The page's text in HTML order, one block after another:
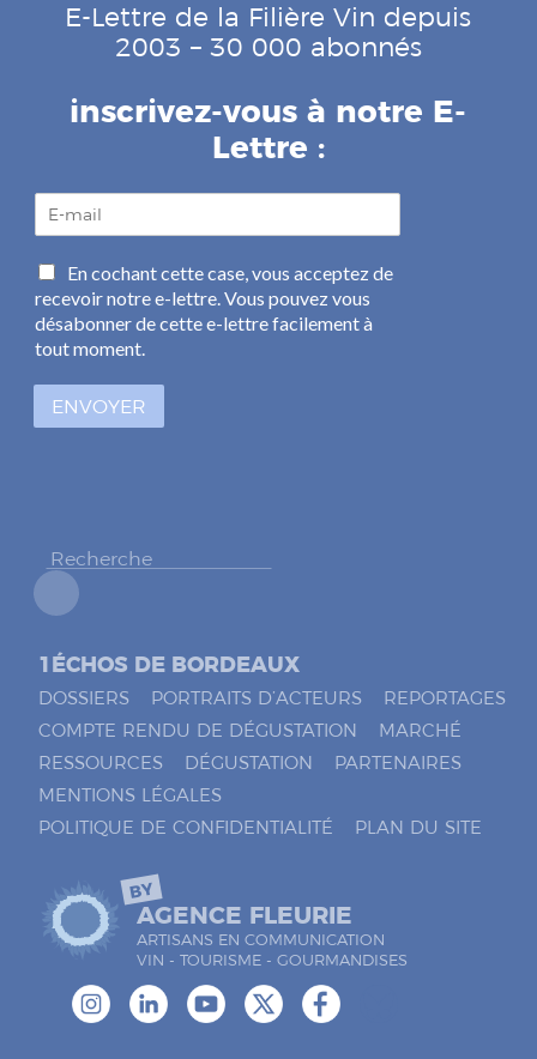
E-Lettre de la Filière Vin depuis
2003 – 30 000 abonnés
inscrivez-vous à notre E-
Lettre :
a
i
l
*
C
a
s
e
à
En cochant cette case, vous acceptez de
recevoir notre e-lettre. Vous pouvez vous
désabonner de cette e-lettre facilement à
tout moment.
ENVOYER
1ÉCHOS DE BORDEAUX
DOSSIERS PORTRAITS D’ACTEURS
REPORTAGES
COMPTE RENDU DE DÉGUSTATION
MARCHÉ
RESSOURCES
DÉGUSTATION
PARTENAIRES
MENTIONS LÉGALES
POLITIQUE DE CONFIDENTIALITÉ
PLAN DU SITE
BY
AGENCE FLEURIE
ARTISANS EN COMMUNICATION
VIN - TOURISME - GOURMANDISES